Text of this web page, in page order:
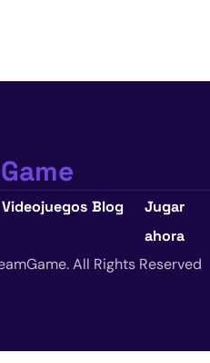
Videojuegos Blog
Jugar
ahora
All Rights Reserved